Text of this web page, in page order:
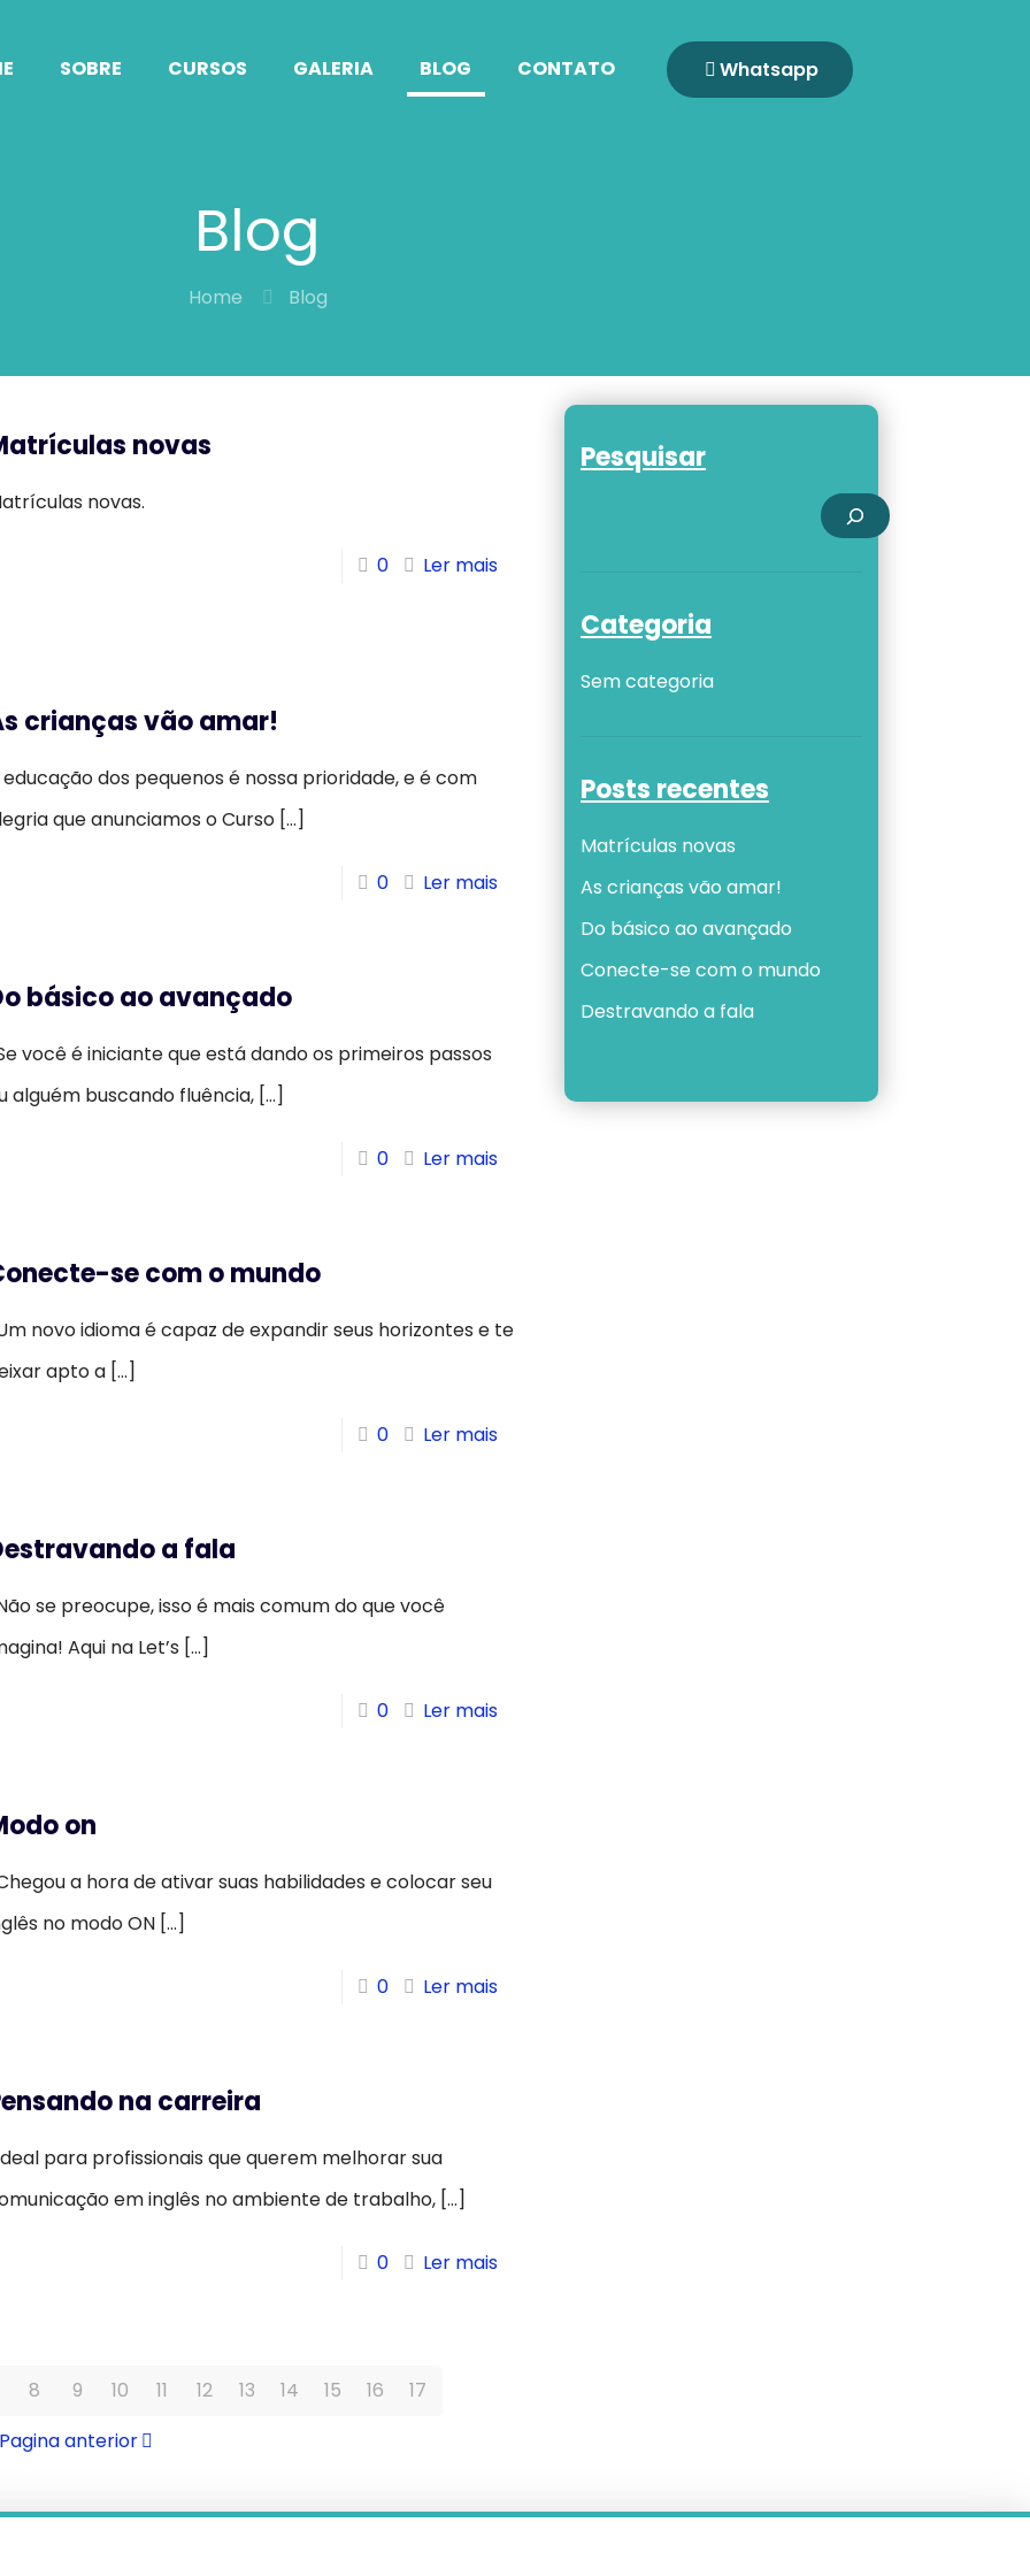
SOBRE CURSOS GALERIA BLOG CONTATO Whatsapp
Blog
Home Blog
novas
novas.
0 Ler mais
crianças vão amar!
educação dos pequenos é nossa prioridade, e é com
que anunciamos o Curso […]
0 Ler mais
básico ao avançado
você é iniciante que está dando os primeiros passos
alguém buscando fluência, […]
0 Ler mais
se com o mundo
novo idioma é capaz de expandir seus horizontes e te
apto a […]
0 Ler mais
a fala
se preocupe, isso é mais comum do que você
Aqui na Let’s […]
0 Ler mais
on
a hora de ativar suas habilidades e colocar seu
no modo ON […]
0 Ler mais
na carreira
para profissionais que querem melhorar sua
em inglês no ambiente de trabalho, […]
0 Ler mais
8 9 10 11 12 13 14 15 16
17
anterior
Pesquisar
Categoria
Sem categoria
Posts recentes
Matrículas novas
As crianças vão amar!
Do básico ao avançado
Conecte-se com o mundo
Destravando a fala